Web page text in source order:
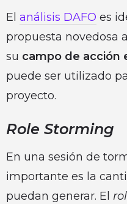
El análisis DAFO es
propuesta novedosa
su campo de acción
puede ser utilizado
proyecto.
Role Storming
En una sesión de
importante es la
puedan generar. El